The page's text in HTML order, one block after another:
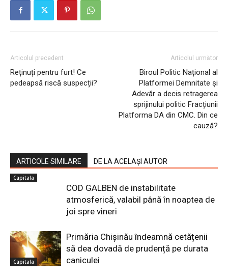
Articolul precedent
Reținuți pentru furt! Ce
pedeapsă riscă suspecții?
Articolul următor
Biroul Politic Național al
Platformei Demnitate și
Adevăr a decis retragerea
sprijinului politic Fracțiunii
Platforma DA din CMC. Din ce
cauză?
ARTICOLE SIMILARE DE LA ACELAȘI AUTOR
Capitala
COD GALBEN de instabilitate
atmosferică, valabil până în noaptea de
joi spre vineri
Capitala
Primăria Chișinău îndeamnă cetățenii
să dea dovadă de prudență pe durata
caniculei